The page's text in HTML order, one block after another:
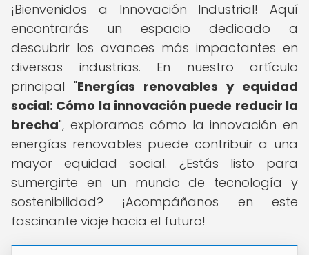
¡Bienvenidos a Innovación Industrial! Aquí
encontrarás un espacio dedicado a
descubrir los avances más impactantes en
diversas industrias. En nuestro artículo
principal "Energías renovables y equidad
social: Cómo la innovación puede reducir la
brecha", exploramos cómo la innovación en
energías renovables puede contribuir a una
mayor equidad social. ¿Estás listo para
sumergirte en un mundo de tecnología y
sostenibilidad? ¡Acompáñanos en este
fascinante viaje hacia el futuro!